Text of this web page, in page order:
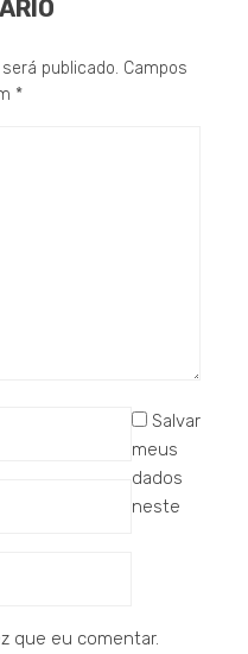
publicado. Campos
*
Salvar
meus
dados
neste
que eu comentar.